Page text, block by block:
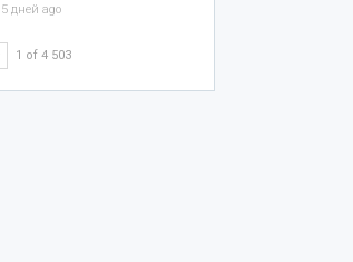
5 дней ago
1 of 4 503